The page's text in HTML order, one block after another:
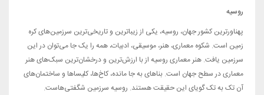
روسیه
پهناورترین کشور جهان، روسیه، یکی از زیباترین و تاریخی‌ترین سرزمین‌های کره
زمین است. شکوه معماری، هنر، موسیقی، ادبیات، همه را یک جا می‌توان در این
سرزمین یافت. هنر معماری روسیه از با ارزش‌ترین و درخشان‌ترین سبک‌های هنر
معماری در سطح جهان است. بناهای به جا مانده، کاخ‌ها، کلیساها و ساختمان‌های
آن تک به تک گویای این حقیقت هستند. روسیه سرزمین شگفتی‌هاست.